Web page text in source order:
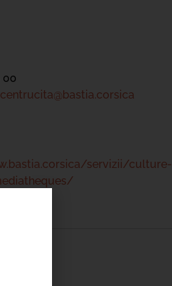
00
servizii/culture-